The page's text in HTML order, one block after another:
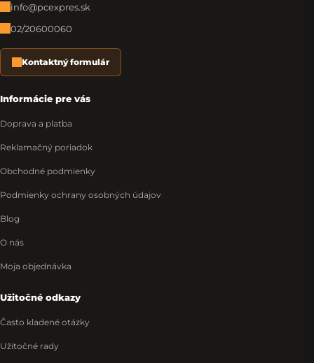
info@pcexpres.sk
02/20600060
Kontaktný formulár
Informácie pre vás
Doprava a platba
Reklamačný poriadok
Obchodné podmienky
Podmienky ochrany osobných údajov
Blog
O nás
Moja objednávka
Užitočné odkazy
Často kladené otázky
Užitočné rady